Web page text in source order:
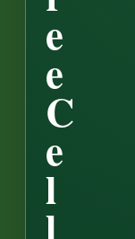
e
e
C
e
l
l